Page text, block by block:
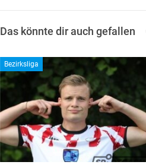
Das könnte dir auch gefallen
Bezirksliga